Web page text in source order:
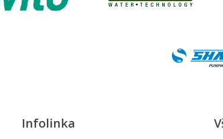
Infolinka